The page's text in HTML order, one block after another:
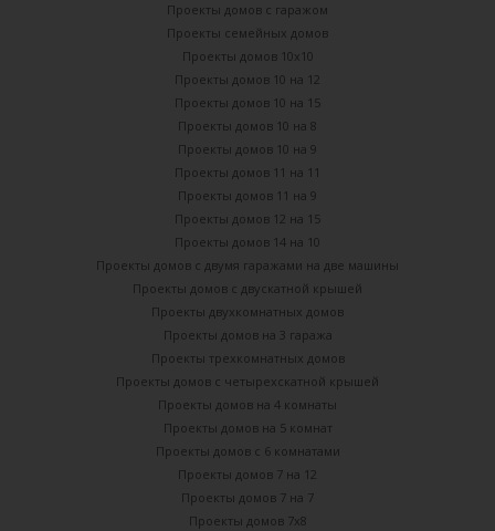
Проекты домов с гаражом
Проекты семейных домов
Проекты домов 10х10
Проекты домов 10 на 12
Проекты домов 10 на 15
Проекты домов 10 на 8
Проекты домов 10 на 9
Проекты домов 11 на 11
Проекты домов 11 на 9
Проекты домов 12 на 15
Проекты домов 14 на 10
Проекты домов с двумя гаражами на две машины
Проекты домов с двускатной крышей
Проекты двухкомнатных домов
Проекты домов на 3 гаража
Проекты трехкомнатных домов
Проекты домов с четырехскатной крышей
Проекты домов на 4 комнаты
Проекты домов на 5 комнат
Проекты домов с 6 комнатами
Проекты домов 7 на 12
Проекты домов 7 на 7
Проекты домов 7х8